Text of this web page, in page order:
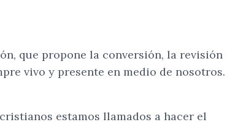
que propone la conversión, la revisión
vivo y presente en medio de nosotros.
estamos llamados a hacer el